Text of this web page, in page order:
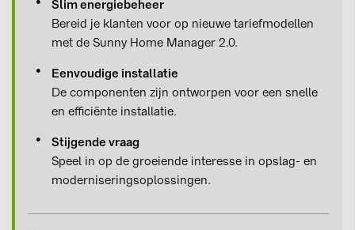
Slim energiebeheer
Bereid je klanten voor op nieuwe tariefmodellen
met de Sunny Home Manager 2.0.
Eenvoudige installatie
De componenten zijn ontworpen voor een snelle
en efficiënte installatie.
Stijgende vraag
Speel in op de groeiende interesse in opslag- en
moderniseringsoplossingen.